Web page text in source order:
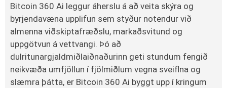
Bitcoin 360 Ai leggur áherslu á að veita skýra og
byrjendavæna upplifun sem styður notendur við
almenna viðskiptafræðslu, markaðsvitund og
uppgötvun á vettvangi. Þó að
dulritunargjaldmiðlaiðnaðurinn geti stundum fengið
neikvæða umfjöllun í fjölmiðlum vegna sveiflna og
slæmra þátta, er Bitcoin 360 Ai byggt upp í kringum